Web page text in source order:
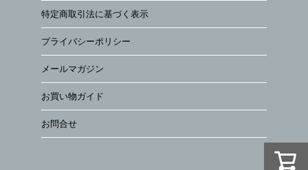
特定商取引法に基づく表示
プライバシーポリシー
メールマガジン
お買い物ガイド
お問合せ